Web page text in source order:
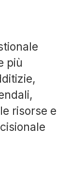
più
risorse e